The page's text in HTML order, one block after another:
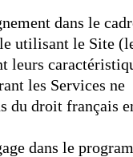
dans le
utilisant le Site
leurs
les Services ne
du droit français
dans le